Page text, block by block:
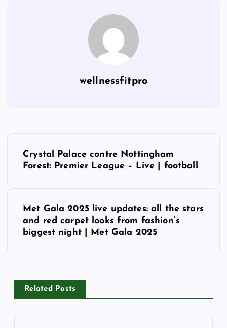
wellnessfitpro
v
Crystal Palace contre Nottingham
Forest: Premier League – Live | football
Met Gala 2025 live updates: all the stars
and red carpet looks from fashion’s
biggest night | Met Gala 2025
Related Posts